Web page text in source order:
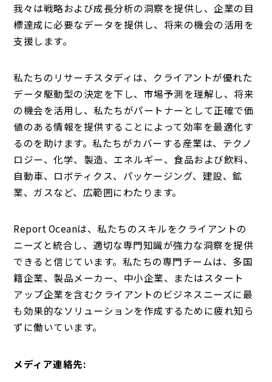
我々は戦略および成長分析の洞察を提供し、企業の目
標達成に必要なデータを提供し、将来の機会の活用を
支援します。
私たちのリサーチスタディは、クライアントが優れた
データ駆動型の決定を下し、市場予測を理解し、将来
の機会を活用し、私たちがパートナーとして正確で価
値のある情報を提供することによって効率を最適化す
るのを助けます。私たちがカバーする産業は、テクノ
ロジー、化学、製造、エネルギー、食品および飲料、
自動車、ロボティクス、パッケージング、建設、鉱
業、ガスなど、広範囲にわたります。
Report Oceanは、私たちのスキルをクライアントの
ニーズと統合し、適切な専門知識が強力な洞察を提供
できると信じています。私たちの専門チームは、多国
籍企業、製品メーカー、中小企業、またはスタート
アップ企業を含むクライアントのビジネスニーズに最
も効果的なソリューションを作成するために疲れ知ら
ずに働いています。
メディア連絡先: